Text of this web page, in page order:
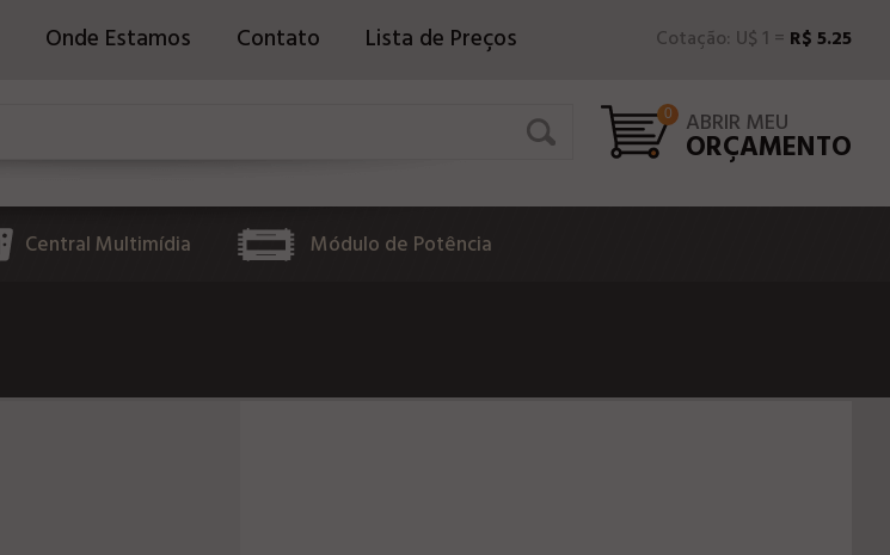
Onde Estamos Contato Lista de Preços Cotação: U$ 1 = R$ 5.25
0 ABRIR MEU
ORÇAMENTO
Central Multimídia Módulo de Potência